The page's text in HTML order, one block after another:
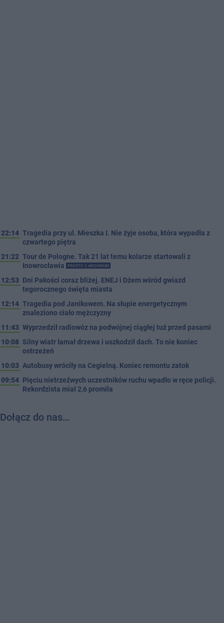
22:14 Tragedia przy ul. Mieszka I. Nie żyje osoba, która wypadła z
czwartego piętra
21:22 Tour de Pologne. Tak 21 lat temu kolarze startowali z
Inowrocławia
PROSTO Z ARCHIWUM
12:53 Dni Pakości coraz bliżej. ENEJ i Dżem wśród gwiazd
tegorocznego święta miasta
12:14 Tragedia pod Janikowem. Na słupie energetycznym
znaleziono ciało mężczyzny
11:43 Wyprzedził radiowóz na podwójnej ciągłej tuż przed pasami
10:08 Silny wiatr łamał drzewa i uszkodził dach. To nie koniec
ostrzeżeń
10:03 Autobusy wróciły na Cegielną. Koniec remontu zatok
09:54 Pięciu nietrzeźwych uczestników ruchu wpadło w ręce policji.
Rekordzista miał 2,6 promila
Dołącz do nas…